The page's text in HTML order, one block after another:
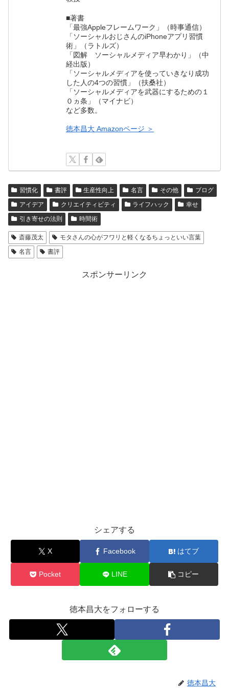
■著書
「最強Appleフレームワーク」（時事通信）
「ソーシャルおじさんのiPhoneアプリ習慣
術」（ラトルズ）
「図解 ソーシャルメディア早わかり」（中
経出版）
「ソーシャルメディアを使っていきなり成功
した人の4つの習慣」（扶桑社）
「ソーシャルメディアを武器にするための１
０ヵ条」（マイナビ）
など多数。
徳本昌大 Amazonページ ＞
習慣化 書評 生産性向上 名言 その他
ブログ
アイデア
クリエイティビティ ライフハック
幸せ
引き寄せの法則
時間術
斎藤茂太
モタさんの心がフワリと軽くなるちょっといい言葉
名言
書評
スポンサーリンク
シェアする
X Facebook はてブ
Pocket LINE コピー
徳本昌大をフォローする
徳本昌大